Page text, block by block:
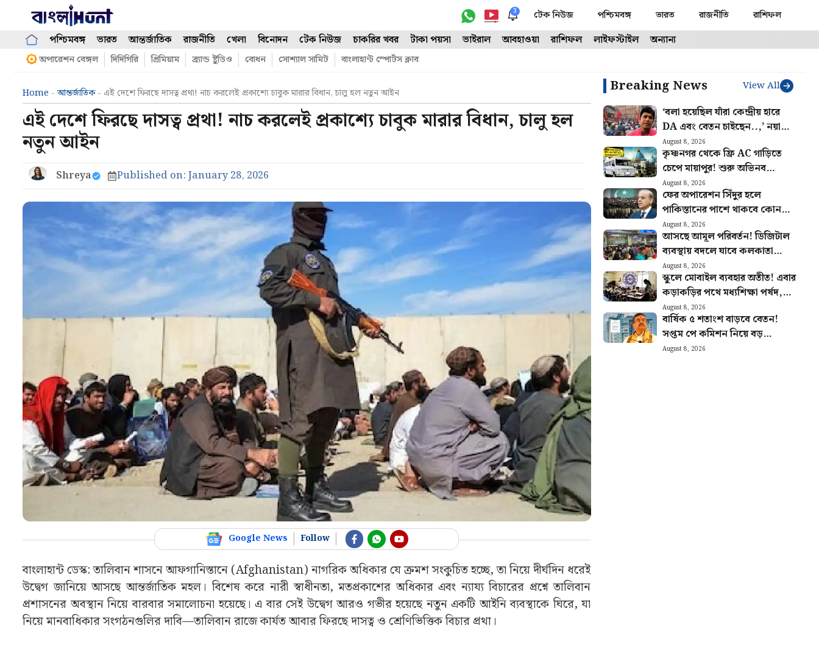
content
3 টেক নিউজ পশ্চিমবঙ্গ ভারত রাজনীতি রাশিফল
পশ্চিমবঙ্গ ভারত আন্তর্জাতিক রাজনীতি খেলা বিনোদন টেক নিউজ চাকরির খবর টাকা পয়সা ভাইরাল আবহাওয়া রাশিফল লাইফস্টাইল অন্যান্য
অপারেশন বেঙ্গল দিদিগিরি প্রিমিয়াম ব্র্যান্ড ষ্টুডিও বোধন সোশ্যাল সামিট বাংলাহান্ট স্পোর্টস ক্লাব
Home -আন্তর্জাতিক- এই দেশে ফিরছে দাসত্ব প্রথা! নাচ করলেই প্রকাশ্যে চাবুক মারার বিধান, চালু হল নতুন আইন
এই দেশে ফিরছে দাসত্ব প্রথা! নাচ করলেই প্রকাশ্যে চাবুক মারার বিধান, চালু হল
নতুন আইন
Shreya Published on: January 28, 2026
Google News Follow
বাংলাহান্ট ডেস্ক: তালিবান শাসনে আফগানিস্তানে (Afghanistan) নাগরিক অধিকার যে ক্রমশ সংকুচিত হচ্ছে, তা নিয়ে দীর্ঘদিন ধরেই
উদ্বেগ জানিয়ে আসছে আন্তর্জাতিক মহল। বিশেষ করে নারী স্বাধীনতা, মতপ্রকাশের অধিকার এবং ন্যায্য বিচারের প্রশ্নে তালিবান
প্রশাসনের অবস্থান নিয়ে বারবার সমালোচনা হয়েছে। এ বার সেই উদ্বেগ আরও গভীর হয়েছে নতুন একটি আইনি ব্যবস্থাকে ঘিরে, যা
নিয়ে মানবাধিকার সংগঠনগুলির দাবি—তালিবান রাজে কার্যত আবার ফিরছে দাসত্ব ও শ্রেণিভিত্তিক বিচার প্রথা।
Breaking News View All
‘বলা হয়েছিল যাঁরা কেন্দ্রীয় হারে
DA এবং বেতন চাইছেন..,’ নয়া
বিজ্ঞপ্তি নিয়ে খুশি সংগ্রামী যৌথ
মঞ্চ
August 8, 2026
কৃষ্ণনগর থেকে ফ্রি AC গাড়িতে
চেপে মায়াপুর! শুরু অভিনব
পরিষেবা, কারা সুবিধা পাবেন জানুন
August 8, 2026
ফের অপারেশন সিঁদুর হলে
পাকিস্তানের পাশে থাকবে কোন
কোন দেশ? সম্পন্ন নতুন চুক্তি
August 8, 2026
আসছে আমূল পরিবর্তন! ডিজিটাল
ব্যবস্থায় বদলে যাবে কলকাতা
মেট্রোর স্টেশন পরিচালনা
August 8, 2026
স্কুলে মোবাইল ব্যবহার অতীত! এবার
কড়াকড়ির পথে মধ্যশিক্ষা পর্ষদ,
জারি বিজ্ঞপ্তি
August 8, 2026
বার্ষিক ৫ শতাংশ বাড়বে বেতন!
সপ্তম পে কমিশন নিয়ে বড়
ঘোষণা, নয়া বিজ্ঞপ্তি জারি করল
August 8, 2026